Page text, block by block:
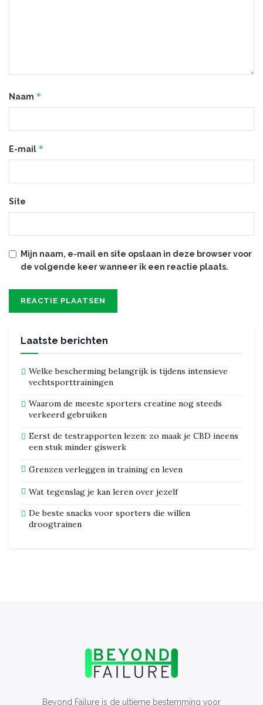
Naam *
E-mail *
Site
Mijn naam, e-mail en site opslaan in deze browser voor
de volgende keer wanneer ik een reactie plaats.
Laatste berichten
Welke bescherming belangrijk is tijdens intensieve
vechtsporttrainingen
Waarom de meeste sporters creatine nog steeds
verkeerd gebruiken
Eerst de testrapporten lezen: zo maak je CBD ineens
een stuk minder giswerk
Grenzen verleggen in training en leven
Wat tegenslag je kan leren over jezelf
De beste snacks voor sporters die willen
droogtrainen
Beyond Failure is de ultieme bestemming voor